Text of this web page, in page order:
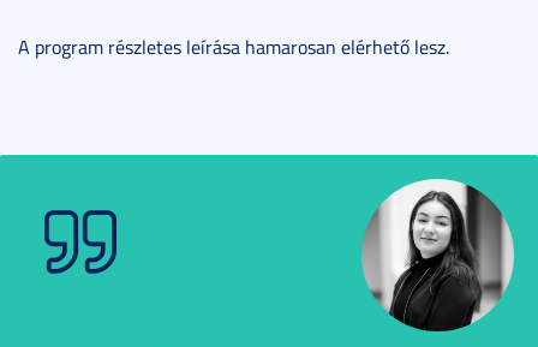
A program részletes leírása hamarosan elérhető lesz.